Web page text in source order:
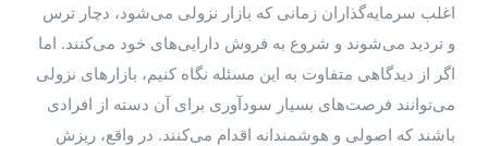
اغلب سرمایه‌گذاران زمانی که بازار نزولی می‌شود، دچار ترس
و تردید می‌شوند و شروع به فروش دارایی‌های خود می‌کنند. اما
اگر از دیدگاهی متفاوت به این مسئله نگاه کنیم، بازارهای نزولی
می‌توانند فرصت‌های بسیار سودآوری برای آن دسته از افرادی
باشند که اصولی و هوشمندانه اقدام می‌کنند. در واقع، ریزش